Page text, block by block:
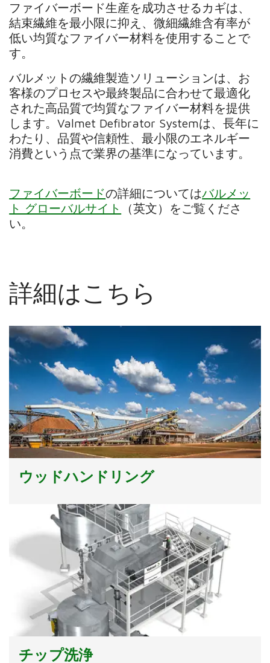
ファイバーボード生産を成功させるカギは、
結束繊維を最小限に抑え、微細繊維含有率が
低い均質なファイバー材料を使用することで
す。
バルメットの繊維製造ソリューションは、お
客様のプロセスや最終製品に合わせて最適化
された高品質で均質なファイバー材料を提供
します。Valmet Defibrator Systemは、長年に
わたり、品質や信頼性、最小限のエネルギー
消費という点で業界の基準になっています。
ファイバーボードの詳細についてはバルメッ
ト グローバルサイト
（英文）をご覧くださ
い。
詳細はこちら
ウッドハンドリング
チップ洗浄